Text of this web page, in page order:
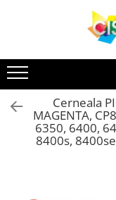
Jet Cerneala
DYE
EPSON
CANON
BROTHER
MEDII DE PRINTARE
HARTIE SUBLIMARE
HARTIE FOTO
FLATBED
ECHIPAMENTE
CONSUMABILE
Casete reziduale
Cartuse originale
Chipuri
Jet Cerneala
DYE
HP
PIGMENT
SUBLIMARE
MEDII DE PRINTARE
HARTIE SUBLIMARE
HARTIE FOTO
FLATBED
ECHIPAMENTE
CONSUMABILE
Cerneala
MAGENTA,
6350, 6400,
8400s,